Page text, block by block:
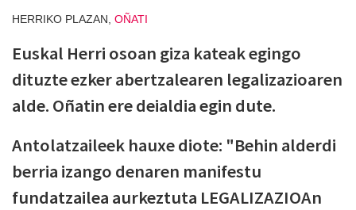
HERRIKO PLAZAN, OÑATI
Euskal Herri osoan giza kateak egingo
dituzte ezker abertzalearen legalizazioaren
alde. Oñatin ere deialdia egin dute.
Antolatzaileek hauxe diote: "Behin alderdi
berria izango denaren manifestu
fundatzailea aurkeztuta LEGALIZAZIOAn